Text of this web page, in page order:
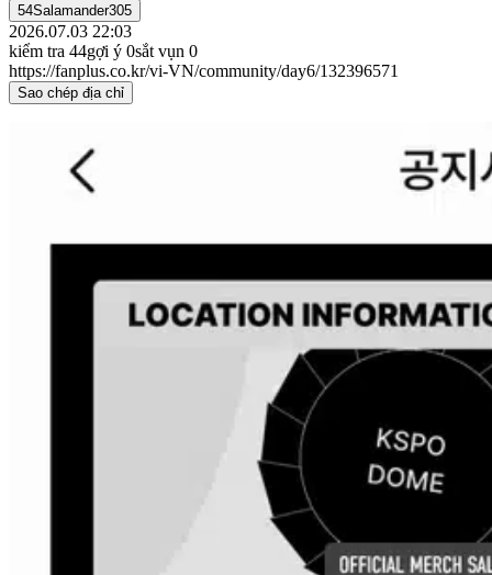
54Salamander305
2026.07.03 22:03
kiểm tra 44gợi ý 0sắt vụn 0
https://fanplus.co.kr/vi-VN/community/day6/132396571
Sao chép địa chỉ